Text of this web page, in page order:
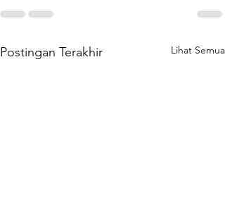
Postingan Terakhir Lihat Semua